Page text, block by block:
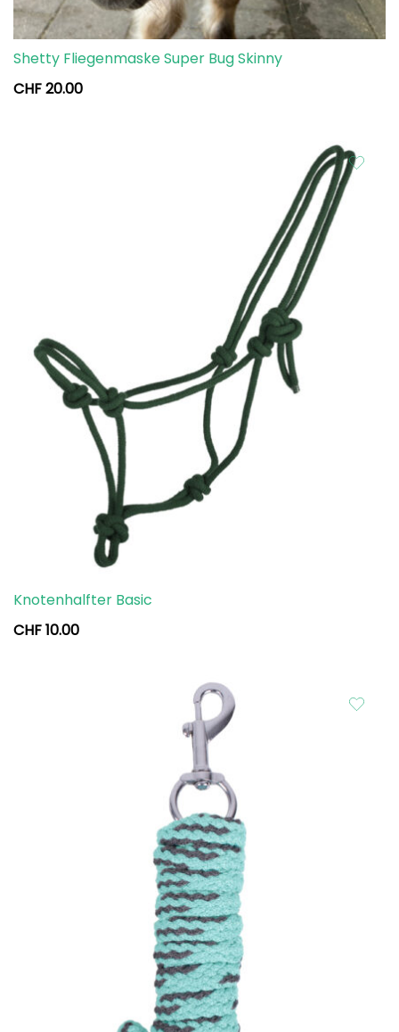
Shetty Fliegenmaske Super Bug Skinny
CHF20.00
Knotenhalfter Basic
CHF10.00